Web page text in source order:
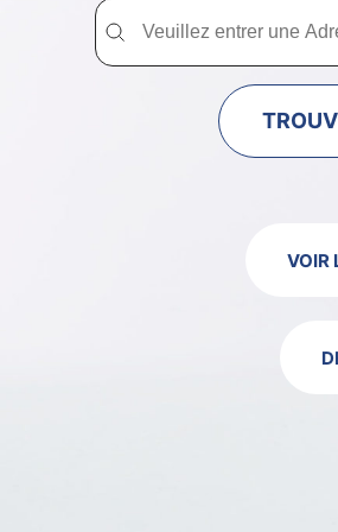
Trouver un centre
Trouver un centre dentaire
VOIR